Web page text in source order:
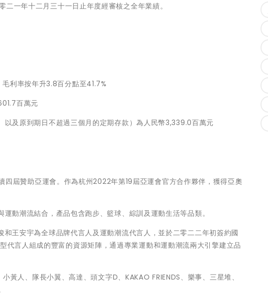
二一年十二月三十一日止年度經審核之全年業績。
利率按年升3.8百分點至41.7%
百萬元
及原到期日不超過三個月的定期存款）為人民幣3,339.0百萬元
屆贊助亞運會。作為杭州2022年第19屆亞運會官方合作夥伴，獲得亞奧
潮流結合，產品包含跑步、籃球、綜訓及運動生活等品類。
王安宇為全球品牌代言人及運動潮流代言人，並於二零二二年初簽約國
代言人組成的豐富的資源矩陣，通過專業運動和運動潮流兩大引擎建立品
人、隊長小翼、高達、頭文字D、KAKAO FRIENDS、樂事、三星堆、